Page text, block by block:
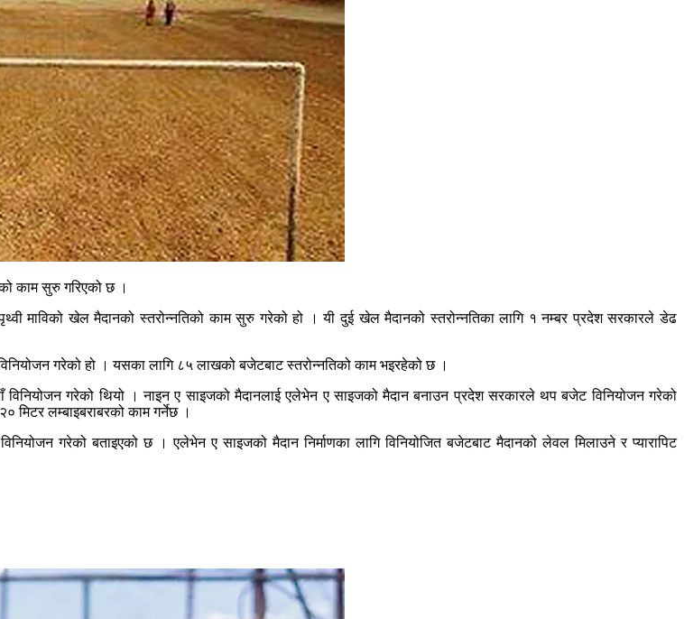
काम सुरु गरिएको छ ।
माविको खेल मैदानको स्तरोन्नतिको काम सुरु गरेको हो । यी दुई खेल मैदानको स्तरोन्नतिका लागि १ नम्बर प्रदेश सरकारले डेढ
गरेको हो । यसका लागि ८५ लाखको बजेटबाट स्तरोन्नतिको काम भइरहेको छ ।
विनियोजन गरेको थियो । नाइन ए साइजको मैदानलाई एलेभेन ए साइजको मैदान बनाउन प्रदेश सरकारले थप बजेट विनियोजन गरेको
मिटर लम्बाइबराबरको काम गर्नेछ ।
गरेको बताइएको छ । एलेभेन ए साइजको मैदान निर्माणका लागि विनियोजित बजेटबाट मैदानको लेवल मिलाउने र प्यारापिट